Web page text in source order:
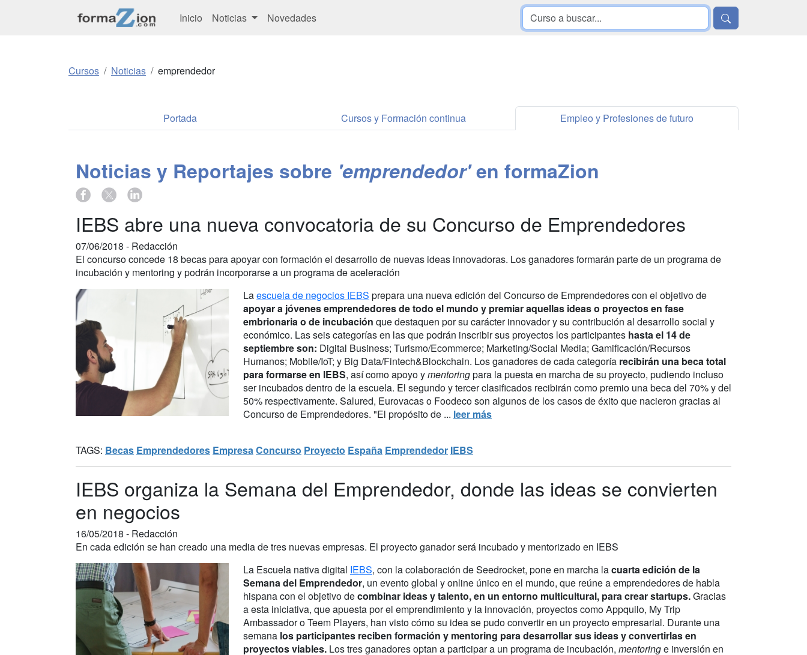
Inicio Noticias Novedades
Cursos Noticias emprendedor
Portada Cursos y Formación continua Empleo y Profesiones de futuro
Noticias y Reportajes sobre 'emprendedor'en formaZion
IEBS abre una nueva convocatoria de su Concurso de Emprendedores
07/06/2018 - Redacción
El concurso concede 18 becas para apoyar con formación el desarrollo de nuevas ideas innovadoras. Los ganadores formarán parte de un programa de
incubación y mentoring y podrán incorporarse a un programa de aceleración
Laescuela de negocios IEBS prepara una nueva edición del Concurso de Emprendedores con el objetivo de
apoyar a jóvenes emprendedores de todo el mundo y premiar aquellas ideas o proyectos en fase
embrionaria o de incubación que destaquen por su carácter innovador y su contribución al desarrollo social y
económico. Las seis categorías en las que podrán inscribir sus proyectos los participantes hasta el 14 de
septiembre son: Digital Business; Turismo/Ecommerce; Marketing/Social Media; Gamificación/Recursos
Humanos; Mobile/IoT; y Big Data/Fintech&Blockchain. Los ganadores de cada categoría recibirán una beca total
para formarse en IEBS, así como apoyo ymentoringpara la puesta en marcha de su proyecto, pudiendo incluso
ser incubados dentro de la escuela. El segundo y tercer clasificados recibirán como premio una beca del 70% y del
50% respectivamente. Salured, Eurovacas o Foodeco son algunos de los casos de éxito que nacieron gracias al
Concurso de Emprendedores. "El propósito de ... leer más
TAGS: Becas Emprendedores Empresa Concurso Proyecto España Emprendedor IEBS
IEBS organiza la Semana del Emprendedor, donde las ideas se convierten
en negocios
16/05/2018 - Redacción
En cada edición se han creado una media de tres nuevas empresas. El proyecto ganador será incubado y mentorizado en IEBS
La Escuela nativa digital IEBS, con la colaboración de Seedrocket, pone en marcha lacuarta edición de la
Semana del Emprendedor, un evento global y online único en el mundo, que reúne a emprendedores de habla
hispana con el objetivo decombinar ideas y talento, en un entorno multicultural, para crear startups.Gracias
a esta iniciativa, que apuesta por el emprendimiento y la innovación, proyectos como Appquilo, My Trip
Ambassador o Teem Players, han visto cómo su idea se pudo convertir en un proyecto empresarial. Durante una
semana los participantes reciben formación y mentoring para desarrollar sus ideas y convertirlas en
proyectos viables. Los tres ganadores optan a participar a un programa de incubación, mentoringe inversión en